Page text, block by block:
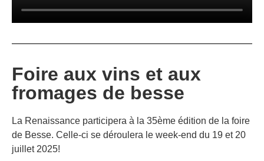
Foire aux vins et aux
fromages de besse
La Renaissance participera à la 35ème édition de la foire
de Besse. Celle-ci se déroulera le week-end du 19 et 20
juillet 2025!